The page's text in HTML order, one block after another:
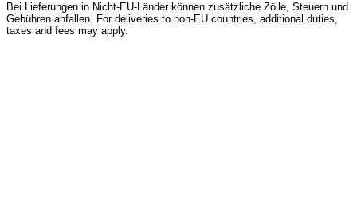
Bei Lieferungen in Nicht-EU-Länder können zusätzliche Zölle, Steuern und
Gebühren anfallen. For deliveries to non-EU countries, additional duties,
taxes and fees may apply.